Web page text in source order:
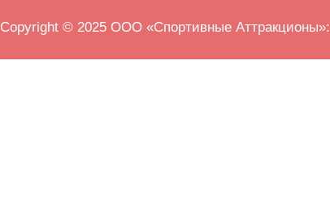
Copyright © 2025 ООО «Спортивные Аттракционы»: